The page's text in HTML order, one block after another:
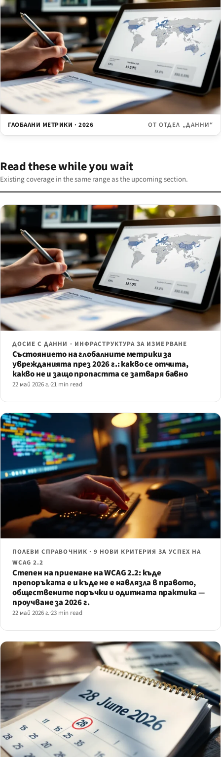
ГЛОБАЛНИ МЕТРИКИ · 2026 ОТ ОТДЕЛ „ДАННИ“
Read these while you wait
Existing coverage in the same range as the upcoming section.
ДОСИЕ С ДАННИ · ИНФРАСТРУКТУРА ЗА ИЗМЕРВАНЕ
Състоянието на глобалните метрики за
уврежданията през 2026 г.: какво се отчита,
какво не и защо пропастта се затваря бавно
22 май 2026 г.·21 min read
ПОЛЕВИ СПРАВОЧНИК · 9 НОВИ КРИТЕРИЯ ЗА УСПЕХ НА
WCAG 2.2
Степен на приемане на WCAG 2.2: къде
препоръката е и къде не е навлязла в правото,
обществените поръчки и одитната практика —
проучване за 2026 г.
22 май 2026 г.·23 min read